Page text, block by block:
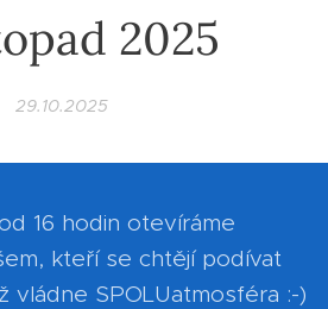
2025
29.10.2025
16 hodin otevíráme
kteří se chtějí podívat
vládne SPOLUatmosféra :-)